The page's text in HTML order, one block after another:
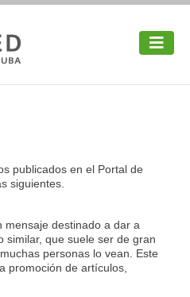
publicados en el Portal de
siguientes.
mensaje destinado a dar a
similar, que suele ser de gran
personas lo vean. Este
promoción de artículos,